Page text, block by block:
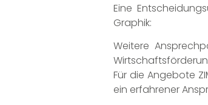
Eine
Graphik:
Weitere
Für die Angebote
ein erfahrener